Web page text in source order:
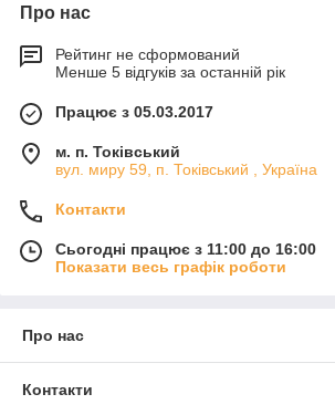
Про нас
Рейтинг не сформований
Менше 5 відгуків за останній рік
Працює з 05.03.2017
м. п. Токівський
вул. миру 59, п. Токівський , Україна
Контакти
Сьогодні працює з 11:00 до 16:00
Показати весь графік роботи
Про нас
Контакти